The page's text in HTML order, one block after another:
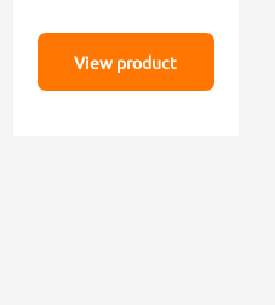
View product